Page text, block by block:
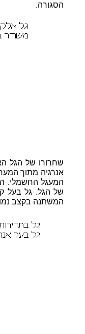
הסגורה.
שחרורו של הגל
אנרגיה מתוך
המעגל החשמלי.
של הגל. גל בעל
המשתנה בקצב